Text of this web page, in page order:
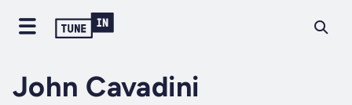
John Cavadini